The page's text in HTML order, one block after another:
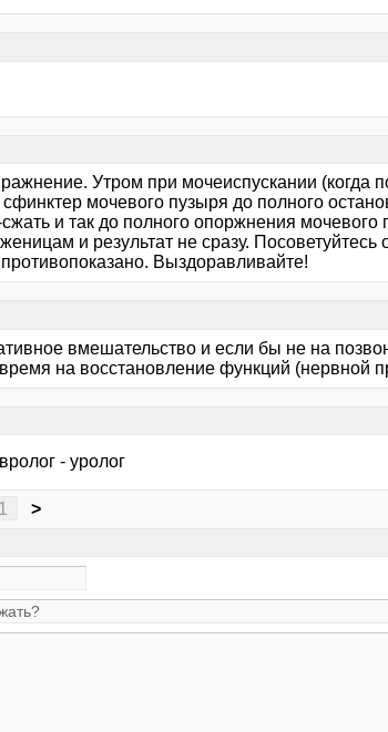
Утром при мочеиспускании (когда
мочевого пузыря до полного
и так до полного опоржнения мочевого
и результат не сразу. Посоветуйтесь
Выздоравливайте!
вмешательство и если бы не на
на восстановление функций (нервной
- уролог
1 >